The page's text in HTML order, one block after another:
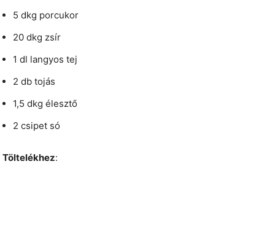
5 dkg porcukor
20 dkg zsír
1 dl langyos tej
2 db tojás
1,5 dkg élesztő
2 csipet só
Töltelékhez: